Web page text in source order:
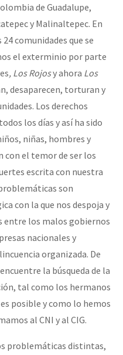
de Guadalupe,
y Malinaltepec. En
comunidades que se
el exterminio por parte
, Los Rojosy ahora Los
desaparecen, torturan y
Los derechos
los días y así ha sido
niñas, hombres y
con el temor de ser los
escrita con nuestra
son
con la que nos despoja y
entre los malos gobiernos
nacionales y
organizada. De
la búsqueda de la
tal como los hermanos
posible y como lo hemos
al CNI y al CIG.
problemáticas distintas,